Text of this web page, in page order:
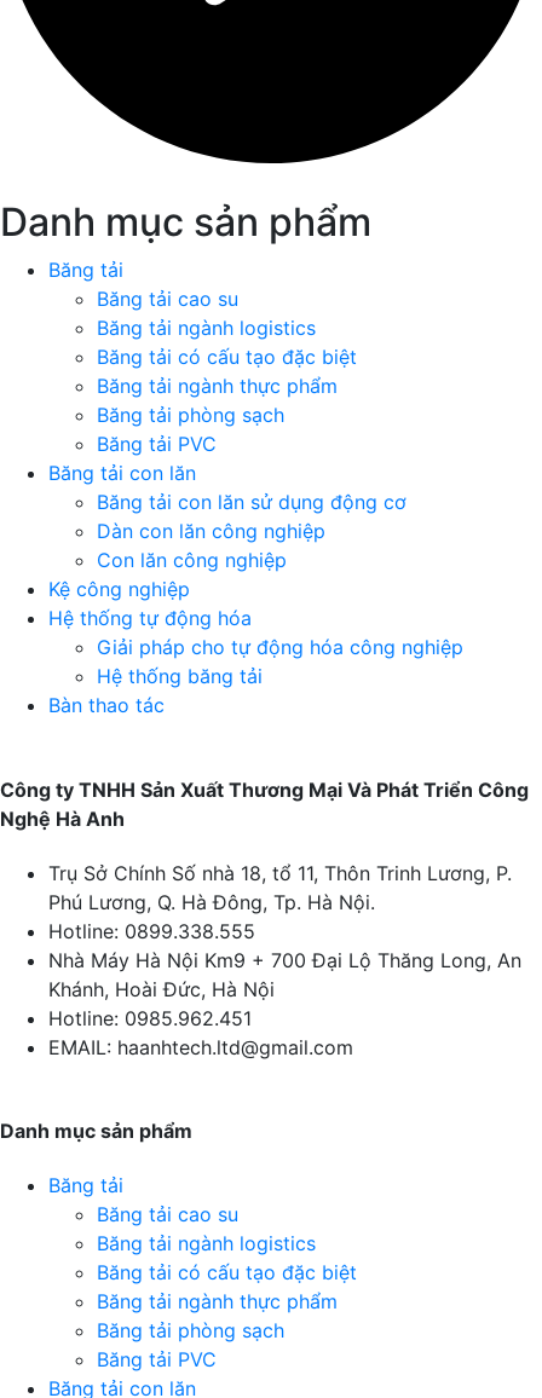
Danh mục sản phẩm
Băng tải
Băng tải cao su
Băng tải ngành logistics
Băng tải có cấu tạo đặc biệt
Băng tải ngành thực phẩm
Băng tải phòng sạch
Băng tải PVC
Băng tải con lăn
Băng tải con lăn sử dụng động cơ
Dàn con lăn công nghiệp
Con lăn công nghiệp
Kệ công nghiệp
Hệ thống tự động hóa
Giải pháp cho tự động hóa công nghiệp
Hệ thống băng tải
Bàn thao tác
Công ty TNHH Sản Xuất Thương Mại Và Phát Triển Công
Nghệ Hà Anh
Trụ Sở Chính Số nhà 18, tổ 11, Thôn Trinh Lương, P.
Phú Lương, Q. Hà Đông, Tp. Hà Nội.
Hotline: 0899.338.555
Nhà Máy Hà Nội Km9 + 700 Đại Lộ Thăng Long, An
Khánh, Hoài Đức, Hà Nội
Hotline: 0985.962.451
EMAIL: haanhtech.ltd@gmail.com
Danh mục sản phẩm
Băng tải
Băng tải cao su
Băng tải ngành logistics
Băng tải có cấu tạo đặc biệt
Băng tải ngành thực phẩm
Băng tải phòng sạch
Băng tải PVC
Băng tải con lăn